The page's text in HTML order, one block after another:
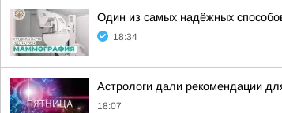
Один из самых надёжных
18:34
Астрологи дали рекомендации
18:07